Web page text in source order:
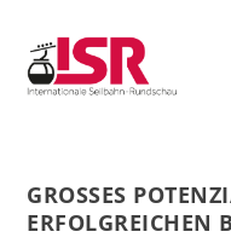
GROSSES
RFOLGREICHEN